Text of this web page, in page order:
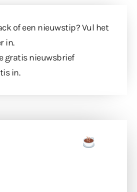
of een nieuwstip? Vul het
in.
gratis nieuwsbrief
in.